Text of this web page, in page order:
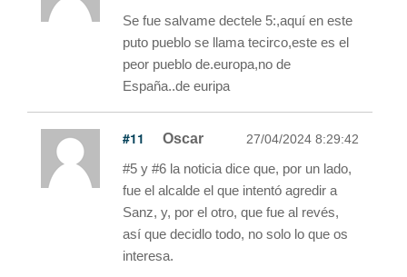
Se fue salvame dectele 5:,aquí en este
puto pueblo se llama tecirco,este es el
peor pueblo de.europa,no de
España..de euripa
#11 Oscar 27/04/2024 8:29:42
#5 y #6 la noticia dice que, por un lado,
fue el alcalde el que intentó agredir a
Sanz, y, por el otro, que fue al revés,
así que decidlo todo, no solo lo que os
interesa.